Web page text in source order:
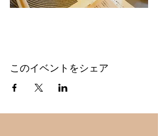
このイベントをシェア